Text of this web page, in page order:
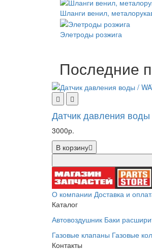
Шланги венил,
Элетроды розжига
Последние
Датчик давления
3000р.
В корзину
О компании Доставка и
Каталог
Автовоздушник Баки
Газовые клапаны Газовые
Контакты